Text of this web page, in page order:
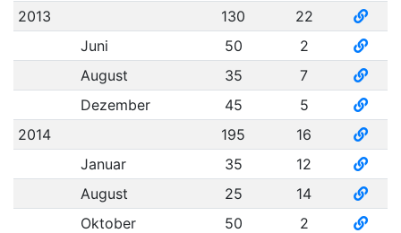
2013
130
22
Juni
50
2
August
35
7
Dezember
45
5
2014
195
16
Januar
35
12
August
25
14
Oktober
50
2